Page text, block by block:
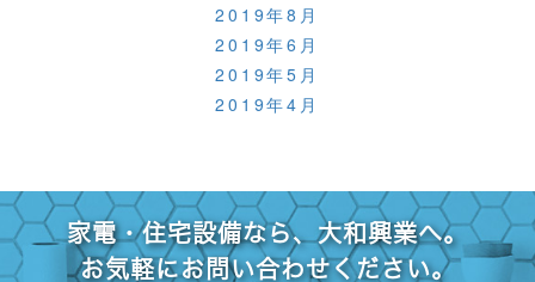
2019年8月
2019年6月
2019年5月
2019年4月
家電・住宅設備なら、大和興業へ。
お気軽にお問い合わせください。